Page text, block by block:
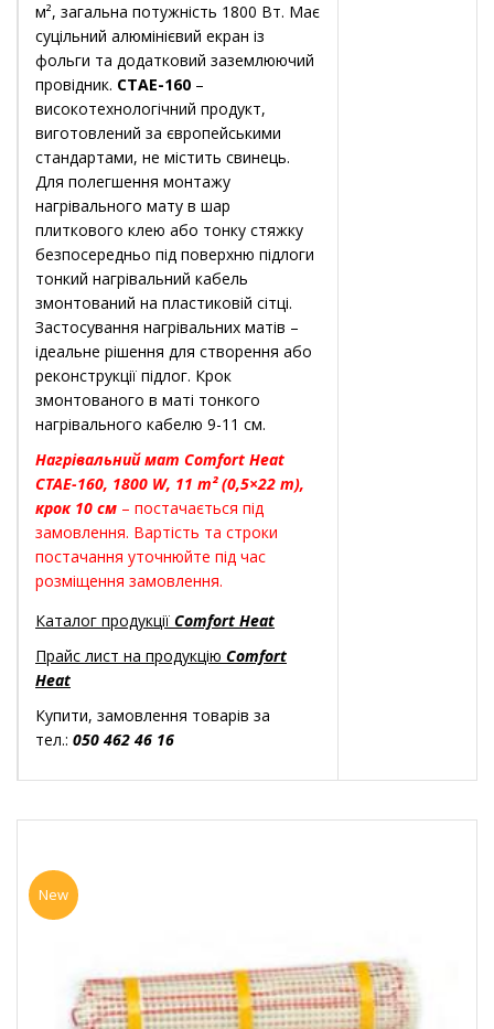
м², загальна потужність 1800 Вт. Має
суцільний алюмінієвий екран із
фольги та додатковий заземлюючий
провідник. CTAE-160 –
високотехнологічний продукт,
виготовлений за європейськими
стандартами, не містить свинець.
Для полегшення монтажу
нагрівального мату в шар
плиткового клею або тонку стяжку
безпосередньо під поверхню підлоги
тонкий нагрівальний кабель
змонтований на пластиковій сітці.
Застосування нагрівальних матів –
ідеальне рішення для створення або
реконструкції підлог. Крок
змонтованого в маті тонкого
нагрівального кабелю 9-11 см.
Нагрівальний мат Comfort Heat
CTAE-160, 1800 W, 11 m² (0,5×22 m),
крок 10 см – постачається під
замовлення. Вартість та строки
постачання уточнюйте під час
розміщення замовлення.
Каталог продукції Comfort Heat
Прайс лист на продукцію Comfort
Heat
Купити, замовлення товарів за
тел.: 050 462 46 16
New